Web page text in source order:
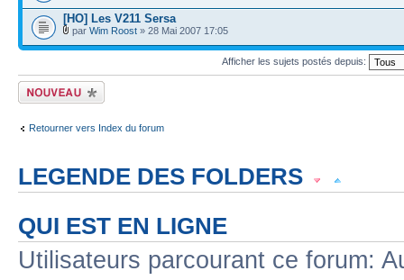
[HO] Les V211 Sersa
par Wim Roost » 28 Mai 2007 17:05
Afficher les sujets postés depuis:
Écrire un nouveau
sujet
Retourner vers Index du forum
LEGENDE DES FOLDERS
Sujet populaire lu Sujet lu fermé Sujet lu fermé dans lequel j'ai posté
QUI EST EN LIGNE
Utilisateurs parcourant ce forum: